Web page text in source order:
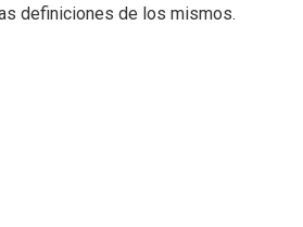
definiciones de los mismos.